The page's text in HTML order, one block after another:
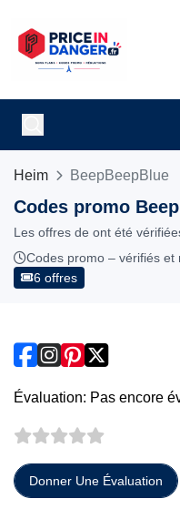
Heim BeepBeepBlue
Codes promo
Les offres de ont été
Codes promo – vérifiés et
6 offres
Évaluation: Pas encore
Donner Une Évaluation